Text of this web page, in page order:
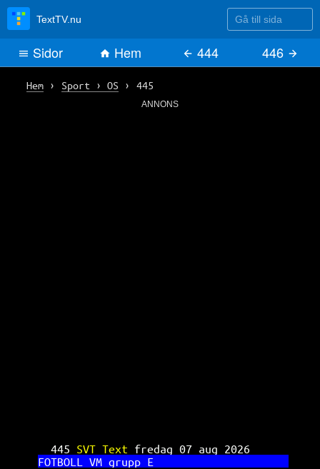
Hem› Sport › OS › 445
ANNONS
445 SVT Text fredag 07 aug 2026
FOTBOLL VM grupp E
TextTV.nu Gå till sida
Sidor Hem 444 446